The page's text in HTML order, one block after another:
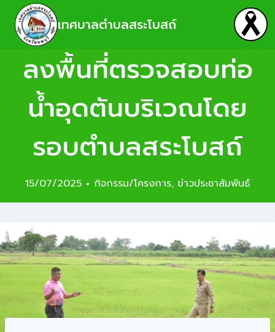
เทศบาลตำบลสระโบสถ์
ลงพื้นที่ตรวจสอบท่อ
น้ำอุดตันบริเวณโดย
รอบตำบลสระโบสถ์
15/07/2025 กิจกรรม/โครงการ, ข่าวประชาสัมพันธ์